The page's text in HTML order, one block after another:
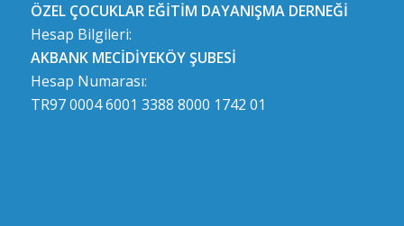
ÖZEL ÇOCUKLAR EĞİTİM DAYANIŞMA DERNEĞİ
Hesap Bilgileri:
AKBANK MECİDİYEKÖY ŞUBESİ
Hesap Numarası:
TR97 0004 6001 3388 8000 1742 01